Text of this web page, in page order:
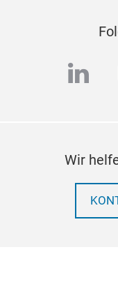
Wir